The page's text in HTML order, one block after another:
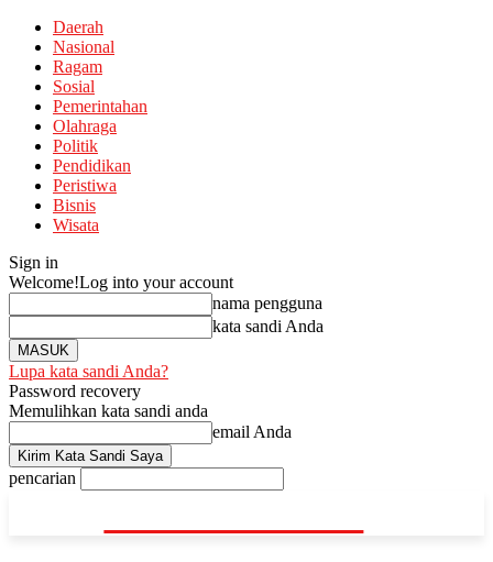
Daerah
Nasional
Ragam
Sosial
Pemerintahan
Olahraga
Politik
Pendidikan
Peristiwa
Bisnis
Wisata
Sign in
Welcome!Log into your account
nama pengguna
kata sandi Anda
Lupa kata sandi Anda?
Password recovery
Memulihkan kata sandi anda
email Anda
pencarian
KORAN-FAKTA.ID